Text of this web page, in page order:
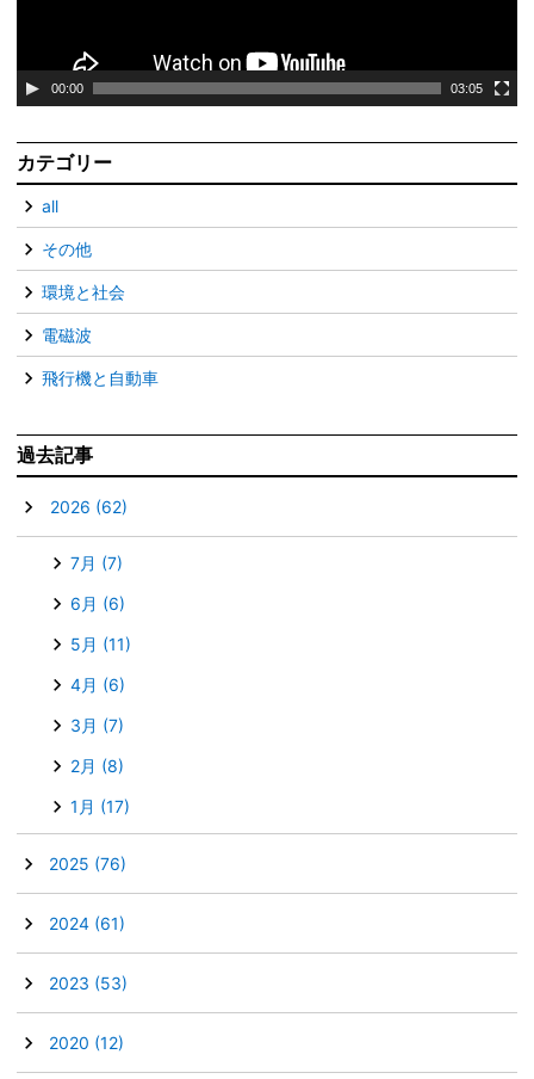
00:00 03:05
カテゴリー
all
その他
環境と社会
電磁波
飛行機と自動車
過去記事
2026 (62)
7月 (7)
6月 (6)
5月 (11)
4月 (6)
3月 (7)
2月 (8)
1月 (17)
2025 (76)
2024 (61)
2023 (53)
2020 (12)